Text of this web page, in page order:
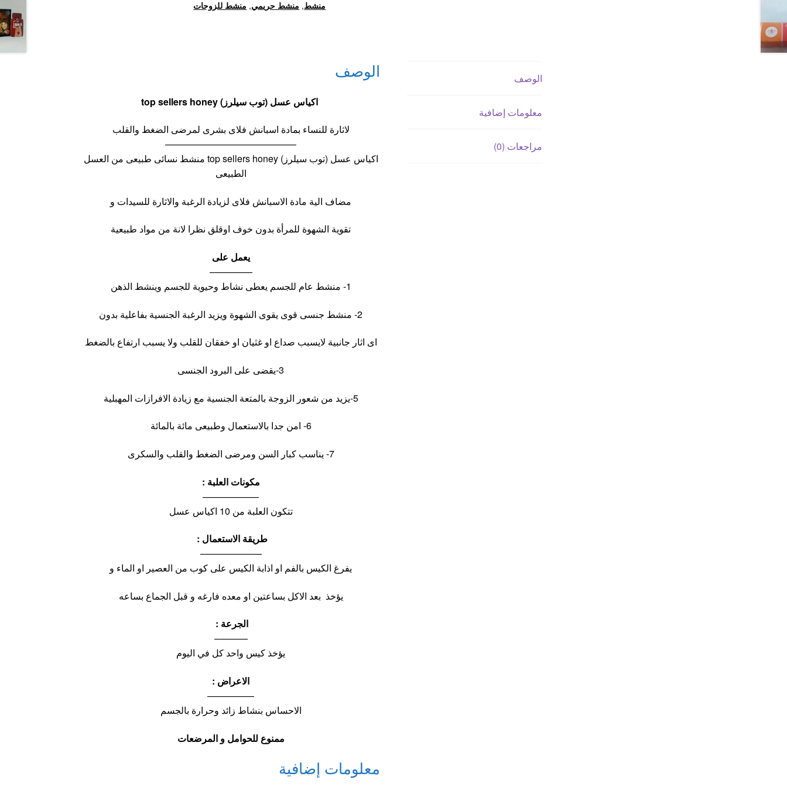
منشط, منشط حريمي, منشط للزوجات
الوصف
معلومات إضافية
مراجعات (0)
الوصف
اكياس عسل (توب سيلرز) top sellers honey
لاثارة للنساء بمادة اسبانش فلاى بشرى لمرضى الضغط والقلب
——————————————
اكياس عسل (توب سيلرز) top sellers honey منشط نسائى طبيعى من العسل
الطبيعى
مضاف الية مادة الاسبانش فلاى لزيادة الرغبة والاثارة للسيدات و
تقوية الشهوة للمرأة بدون خوف اوقلق نظرا لانة من مواد طبيعية
يعمل على
————–
1- منشط عام للجسم يعطى نشاط وحيوية للجسم وينشط الذهن
2- منشط جنسى قوى يقوى الشهوة ويزيد الرغبة الجنسية بفاعلية بدون
اى اثار جانبية لايسبب صداع او غثيان او خفقان للقلب ولا يسبب ارتفاع بالضغط
3-يقضى على البرود الجنسى
5-يزيد من شعور الزوجة بالمتعة الجنسية مع زيادة الافرازات المهبلية
6- امن جدا بالاستعمال وطبيعى مائة بالمائة
7- يناسب كبار السن ومرضى الضغط والقلب والسكرى
مكونات العلبة :
——————
تتكون العلبة من 10 اكياس عسل
طريقة الاستعمال :
——————–
يفرغ الكيس بالفم او اذابة الكيس على كوب من العصير او الماء و
يؤخذ بعد الاكل بساعتين او معده فارغه و قبل الجماع بساعه
الجرعة :
———–
يؤخذ كيس واحد كل في اليوم
الاعراض :
—————
الاحساس بنشاط زائد وحرارة بالجسم
ممنوع للحوامل و المرضعات
معلومات إضافية